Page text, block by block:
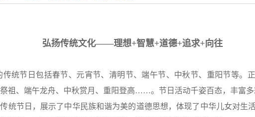
弘扬传统文化——理想+智慧+道德+追求+向往
传统节日包括春节、元宵节、清明节、端午节、中秋节、重阳节等。
祖、端午龙舟、中秋赏月、重阳登高……。节日活动千姿百态，丰富
统节日，展示了中华民族和谐为美的道德思想，体现了中华儿女对生